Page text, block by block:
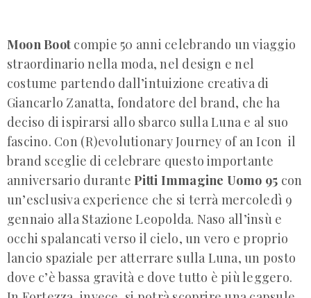
Moon Boot compie 50 anni celebrando un viaggio
straordinario nella moda, nel design e nel
costume partendo dall’intuizione creativa di
Giancarlo Zanatta, fondatore del brand, che ha
deciso di ispirarsi allo sbarco sulla Luna e al suo
fascino. Con (R)evolutionary Journey of an Icon il
brand sceglie di celebrare questo importante
anniversario durante Pitti Immagine Uomo 95 con
un’esclusiva experience che si terrà mercoledì 9
gennaio alla Stazione Leopolda. Naso all’insù e
occhi spalancati verso il cielo, un vero e proprio
lancio spaziale per atterrare sulla Luna, un posto
dove c’è bassa gravità e dove tutto è più leggero.